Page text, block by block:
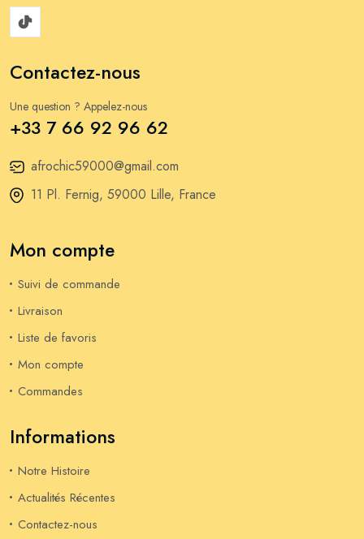
Contactez-nous
Une question ? Appelez-nous
+33 7 66 92 96 62
afrochic59000@gmail.com
11 Pl. Fernig, 59000 Lille, France
Mon compte
Suivi de commande
Livraison
Liste de favoris
Mon compte
Commandes
Informations
Notre Histoire
Actualités Récentes
Contactez-nous